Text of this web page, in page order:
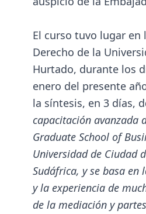
El curso tuvo lugar en
Derecho de la
Hurtado, durante los
enero del presente
la síntesis, en 3 días,
capacitación avanzada
Graduate School of
Universidad de Ciudad
Sudáfrica, y se basa en
y la experiencia de
de la mediación y